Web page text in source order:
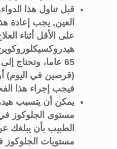
قبل تناول هذا
على الأقل أثناء
65 عاما، وتحتاج
(قرصين في اليوم)
فيجب إجراء هذا
يمكن أن يتسبب
مستوى الجلوكوز
الطبيب بأن
مستويات